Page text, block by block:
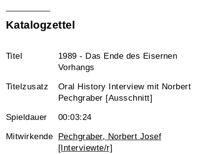
Katalogzettel
Titel
1989 - Das Ende des Eisernen
Vorhangs
Titelzusatz
Oral History Interview mit Norbert
Pechgraber [Ausschnitt]
Spieldauer 00:03:24
Mitwirkende
Pechgraber, Norbert Josef
[Interviewte/r]